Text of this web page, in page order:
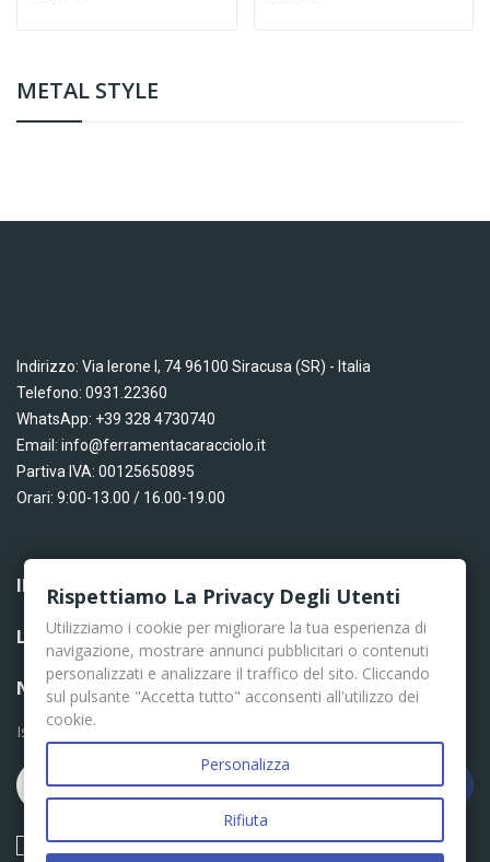
METAL STYLE
Indirizzo: Via Ierone I, 74 96100 Siracusa (SR) - Italia
Telefono: 0931.22360
WhatsApp: +39 328 4730740
Email: info@ferramentacaracciolo.it
Partiva IVA: 00125650895
Orari: 9:00-13.00 / 16.00-19.00
INFORMAZIONI
LINK UTILI
NEWSLETTER
Iscriviti per le ultime news
Iscriviti
Acconsento ai termini e condizioni descritti nella Privacy
Rispettiamo La Privacy Degli Utenti
Utilizziamo i cookie per migliorare la tua esperienza di
navigazione, mostrare annunci pubblicitari o contenuti
personalizzati e analizzare il traffico del sito. Cliccando
sul pulsante "Accetta tutto" acconsenti all'utilizzo dei
cookie.
Personalizza
Rifiuta